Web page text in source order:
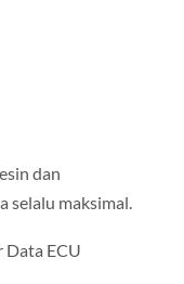
dan
selalu maksimal.
Data ECU